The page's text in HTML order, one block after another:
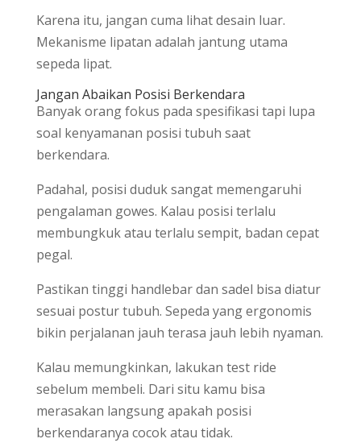
Karena itu, jangan cuma lihat desain luar.
Mekanisme lipatan adalah jantung utama
sepeda lipat.
Jangan Abaikan Posisi Berkendara
Banyak orang fokus pada spesifikasi tapi lupa
soal kenyamanan posisi tubuh saat
berkendara.
Padahal, posisi duduk sangat memengaruhi
pengalaman gowes. Kalau posisi terlalu
membungkuk atau terlalu sempit, badan cepat
pegal.
Pastikan tinggi handlebar dan sadel bisa diatur
sesuai postur tubuh. Sepeda yang ergonomis
bikin perjalanan jauh terasa jauh lebih nyaman.
Kalau memungkinkan, lakukan test ride
sebelum membeli. Dari situ kamu bisa
merasakan langsung apakah posisi
berkendaranya cocok atau tidak.